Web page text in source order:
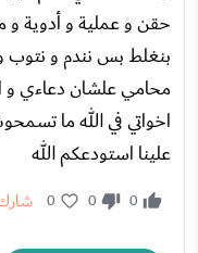
حقن و عملية و أدوية و
بنغلط بس نندم و نتوب
محامي علشان دعاءي و
اخواتي في الله ما
علينا استودعكم الله
0
0
0